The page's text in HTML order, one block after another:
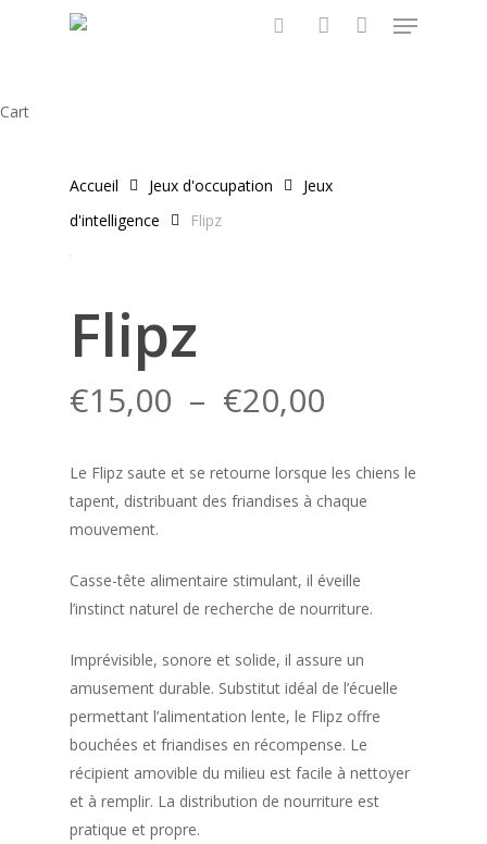
Menu
CartClose
Accueil Jeux d'occupation
Jeux
d'intelligence
Flipz
Flipz
€15,00 – €20,00
prix :
€15,00
Le Flipz saute et se retourne lorsque les chiens le
tapent, distribuant des friandises à chaque
mouvement.
Casse-tête alimentaire stimulant, il éveille
l’instinct naturel de recherche de nourriture.
Imprévisible, sonore et solide, il assure un
amusement durable. Substitut idéal de l’écuelle
permettant l’alimentation lente, le Flipz offre
bouchées et friandises en récompense. Le
récipient amovible du milieu est facile à nettoyer
et à remplir. La distribution de nourriture est
pratique et propre.